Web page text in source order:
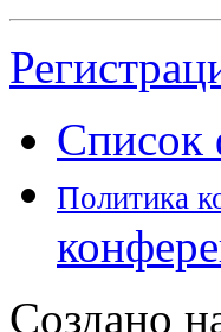
Список
Политика
Создано